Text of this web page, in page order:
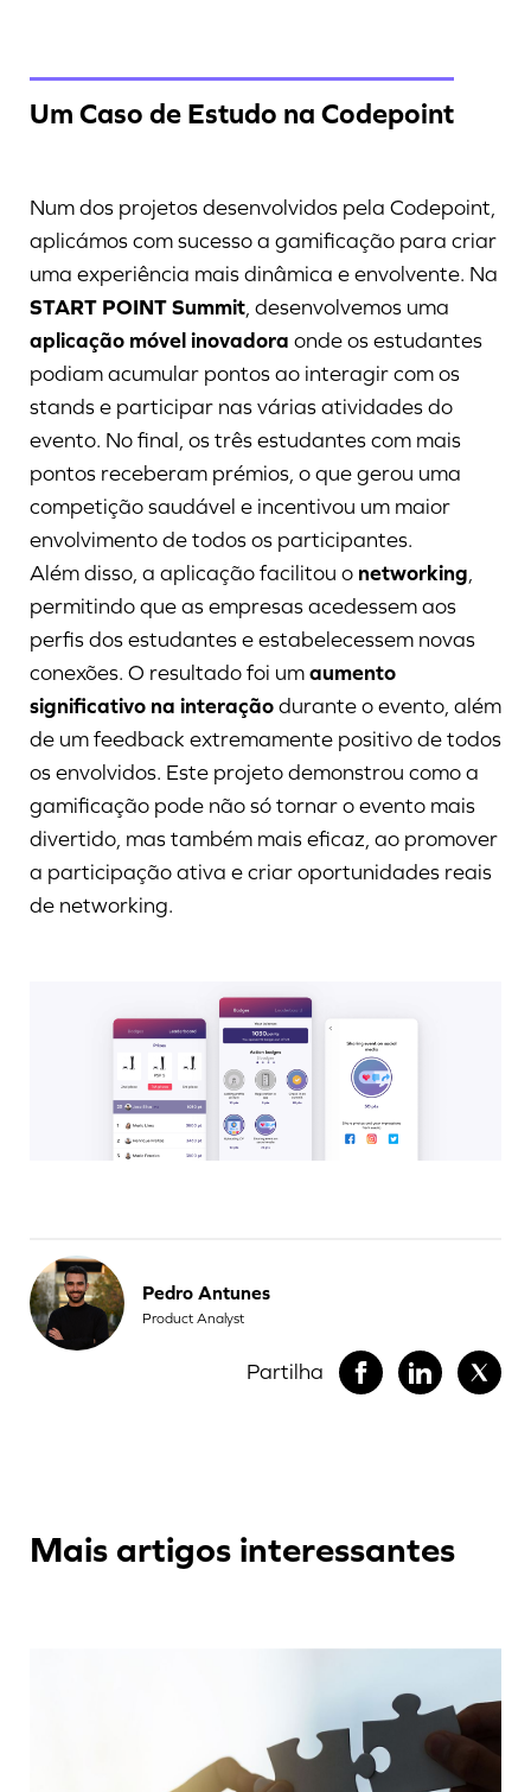
Um Caso de Estudo na Codepoint
Num dos projetos desenvolvidos pela Codepoint,
aplicámos com sucesso a gamificação para criar
uma experiência mais dinâmica e envolvente. Na
START POINT Summit, desenvolvemos uma
aplicação móvel inovadora onde os estudantes
podiam acumular pontos ao interagir com os
stands e participar nas várias atividades do
evento. No final, os três estudantes com mais
pontos receberam prémios, o que gerou uma
competição saudável e incentivou um maior
envolvimento de todos os participantes.
Além disso, a aplicação facilitou o networking,
permitindo que as empresas acedessem aos
perfis dos estudantes e estabelecessem novas
conexões. O resultado foi umaumento
significativo na interaçãodurante o evento, além
de um feedback extremamente positivo de todos
os envolvidos. Este projeto demonstrou como a
gamificação pode não só tornar o evento mais
divertido, mas também mais eficaz, ao promover
a participação ativa e criar oportunidades reais
de networking.
Pedro Antunes
Product Analyst
Partilha
Mais artigos interessantes